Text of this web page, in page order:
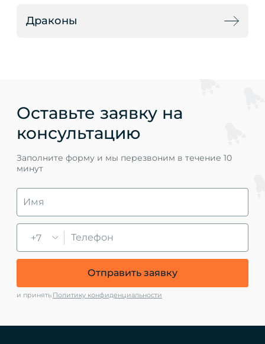
Драконы
Оставьте заявку на
консультацию
Заполните форму и мы перезвоним в течение 10
минут
+7
Отправить заявку
и принять Политику конфиденциальности